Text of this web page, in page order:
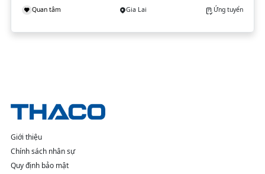
Quan tâm Gia Lai Ứng tuyển
Giới thiệu
Chính sách nhân sự
Quy định bảo mật